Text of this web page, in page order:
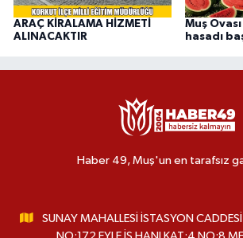
ARAÇ KİRALAMA HİZMETİ
ALINACAKTIR
Muş
hasadı
Haber 49, Muş'un en tarafsız
SUNAY MAHALLESİ İSTASYON CADDESİ